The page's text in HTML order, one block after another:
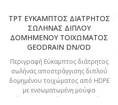
TPT ΕΥΚΑΜΠΤΟΣ ΔΙΑΤΡΗΤΟΣ
ΣΩΛΗΝΑΣ ΔΙΠΛΟΥ
ΔΟΜΗΜΕΝΟΥ ΤΟΙΧΩΜΑΤΟΣ
GEODRAIN DN/OD
Περιγραφή Εύκαμπτος διάτρητος
σωλήνας αποστράγγισης διπλού
δομημένου τοιχώματος από HDPE
με ενσωματωμένη μούφα
σύνδεσης και τάπα προστασίας.